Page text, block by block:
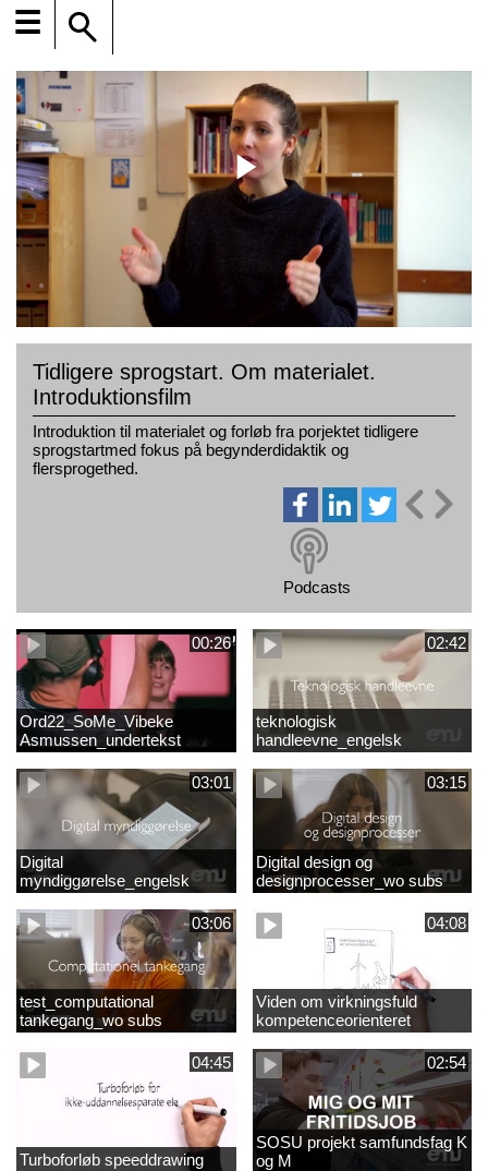
☰
Tidligere sprogstart. Om materialet.
Introduktionsfilm
Introduktion til materialet og forløb fra porjektet tidligere
sprogstartmed fokus på begynderdidaktik og
flersprogethed.
Podcasts
00:26
Ord22_SoMe_Vibeke
Asmussen_undertekst
02:42
teknologisk
handleevne_engelsk
03:01
Digital
myndiggørelse_engelsk
03:15
Digital design og
designprocesser_wo subs
03:06
test_computational
tankegang_wo subs
04:08
Viden om virkningsfuld
kompetenceorienteret
naturfagsundervisning
04:45
Turboforløb speeddrawing
02:54
SOSU projekt samfundsfag K
og M